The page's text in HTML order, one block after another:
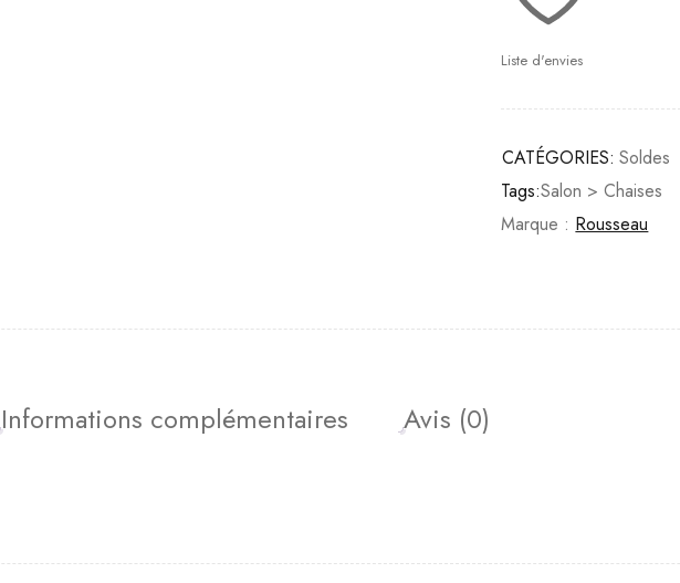
Liste d'envies
CATÉGORIES: Soldes
Tags:Salon > Chaises
Marque : Rousseau
Informations complémentaires Avis (0)